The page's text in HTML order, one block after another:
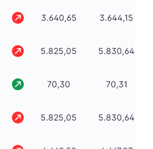
3.640,65 3.644,15
5.825,05 5.830,64
70,30 70,31
5.825,05 5.830,64